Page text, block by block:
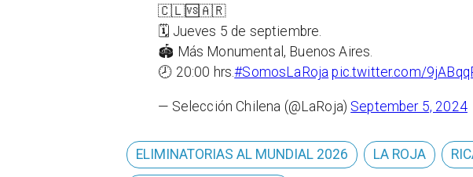
🇨🇱🆚🇦🇷
🗓️ Jueves 5 de septiembre.
🏟️ Más Monumental, Buenos Aires.
🕗 20:00 hrs.#SomosLaRoja pic.twitter.com/
— Selección Chilena (@LaRoja) September 5, 2024
ELIMINATORIAS AL MUNDIAL 2026 LA ROJA